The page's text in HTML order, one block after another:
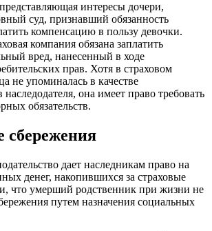
интересы дочери,
суд, признавший обязанность
компенсацию в пользу девочки.
компания обязана заплатить
вред, нанесенный в ходе
прав. Хотя в страховом
не упоминалась в качестве
наследодателя, она имеет право требовать
обязательств.
дает наследникам право на
денег, накопившихся за страховые
что умерший родственник при жизни не
путем назначения социальных